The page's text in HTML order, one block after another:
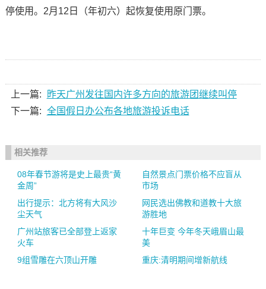
停使用。2月12日（年初六）起恢复使用原门票。
上一篇:
昨天广州发往国内许多方向的旅游团继续叫停
下一篇: 全国假日办公布各地旅游投诉电话
相关推荐
08年春节游将是史上最贵“黄
金周”
自然景点门票价格不应盲从
市场
出行提示：北方将有大风沙
尘天气
网民选出佛教和道教十大旅
游胜地
广州站旅客已全部登上返家
火车
十年巨变 今年冬天峨眉山最
美
9组雪雕在六顶山开雕
重庆:清明期间增新航线